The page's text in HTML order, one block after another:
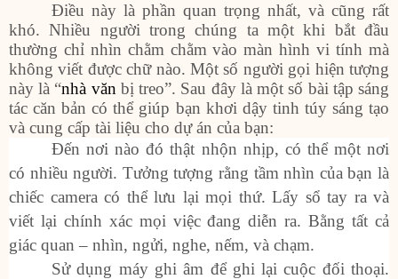
Điều này là phần quan trọng nhất, và cũng rất
khó. Nhiều người trong chúng ta một khi bắt đầu
thường chỉ nhìn chằm chằm vào màn hình vi tính mà
không viết được chữ nào. Một số người gọi hiện tượng
này là “nhà văn bị treo”. Sau đây là một số bài tập sáng
tác căn bản có thể giúp bạn khơi dậy tinh túy sáng tạo
và cung cấp tài liệu cho dự án của bạn:
Đến nơi nào đó thật nhộn nhịp, có thể một nơi
có nhiều người. Tưởng tượng rằng tầm nhìn của bạn là
chiếc camera có thể lưu lại mọi thứ. Lấy sổ tay ra và
viết lại chính xác mọi việc đang diễn ra. Bằng tất cả
giác quan – nhìn, ngửi, nghe, nếm, và chạm.
Sử dụng máy ghi âm để ghi lại cuộc đối thoại.